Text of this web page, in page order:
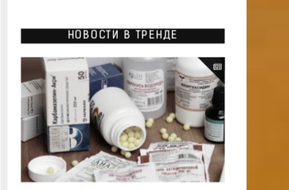
НОВОСТИ В ТРЕНДЕ